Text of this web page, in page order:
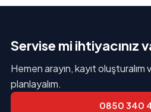
Servise mi ihtiyacınız
Hemen arayın, kayıt oluşturalım
planlayalım.
0850 340